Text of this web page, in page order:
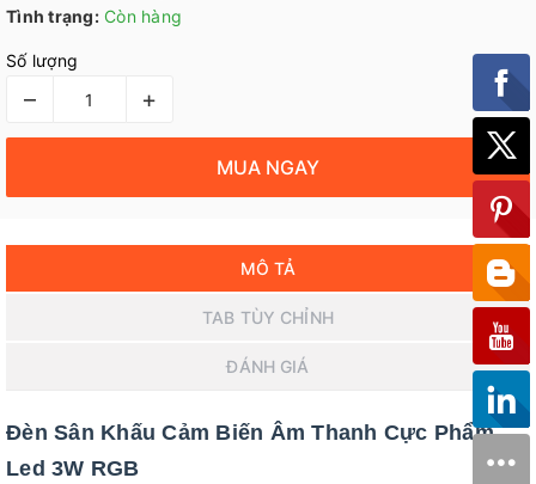
Tình trạng: Còn hàng
Số lượng
– +
MUA NGAY
MÔ TẢ
TAB TÙY CHỈNH
ĐÁNH GIÁ
Đèn Sân Khấu Cảm Biến Âm Thanh Cực Phẩm
Led 3W RGB